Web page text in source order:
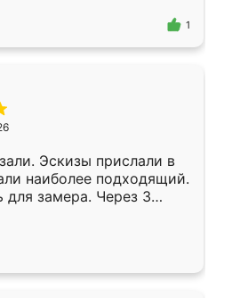
Владислав
эскизу самый
1
Эскизы прислали в
наиболее подходящий.
для замера. Через 3
уже готова. Остались
Спасибо Ренессанс
работу!